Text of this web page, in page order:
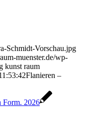
Schmidt-Vorschau.jpg
muenster.de/wp-
kunst raum
Flanieren –